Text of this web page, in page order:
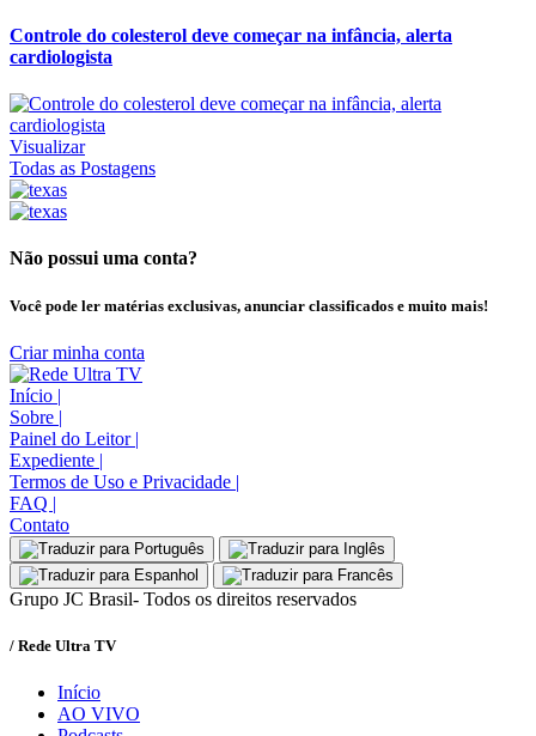
Controle do colesterol deve começar na infância, alerta
cardiologista
Visualizar
Todas as Postagens
Não possui uma conta?
Você pode ler matérias exclusivas, anunciar classificados e muito mais!
Criar minha conta
Início |
Sobre |
Painel do Leitor |
Expediente |
Termos de Uso e Privacidade |
FAQ |
Contato
Grupo JC Brasil- Todos os direitos reservados
/ Rede Ultra TV
Início
AO VIVO